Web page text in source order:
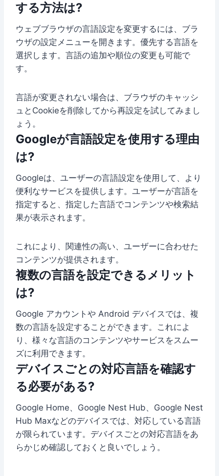
する方法は?
ウェブブラウザの言語設定を変更するには、ブラ
ウザの設定メニューを開きます。優先する言語を
選択します。言語の追加や順位の変更も可能で
す。
言語が変更されない場合は、ブラウザのキャッシ
ュとCookieを削除してから再設定を試してみまし
ょう。
Googleが言語設定を使用する理由
は?
Googleは、ユーザーの言語設定を使用して、より
便利なサービスを提供します。ユーザーが言語を
指定すると、指定した言語でコンテンツや検索結
果が表示されます。
これにより、関連性の高い、ユーザーに合わせた
コンテンツが提供されます。
複数の言語を設定できるメリット
は?
Google アカウントや Android デバイスでは、複
数の言語を設定することができます。これによ
り、様々な言語のコンテンツやサービスをスムー
ズに利用できます。
デバイスごとの対応言語を確認す
る必要がある?
Google Home、Google Nest Hub、Google Nest
Hub Maxなどのデバイスでは、対応している言語
が限られています。デバイスごとの対応言語をあ
らかじめ確認しておくと良いでしょう。